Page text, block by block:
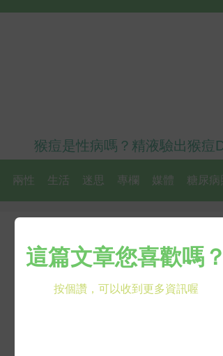
猴痘是性病嗎？精液驗出猴痘
兩性 生活 迷思 專欄 媒體 糖尿病